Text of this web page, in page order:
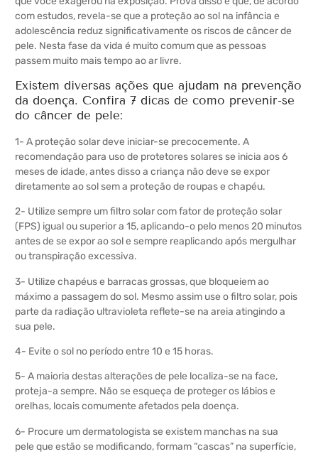
com estudos, revela-se que a proteção ao sol na infância e
adolescência reduz significativamente os riscos de câncer de
pele. Nesta fase da vida é muito comum que as pessoas
passem muito mais tempo ao ar livre.
Existem diversas ações que ajudam na prevenção
da doença. Confira 7 dicas de como prevenir-se
do câncer de pele:
1- A proteção solar deve iniciar-se precocemente. A
recomendação para uso de protetores solares se inicia aos 6
meses de idade, antes disso a criança não deve se expor
diretamente ao sol sem a proteção de roupas e chapéu.
2- Utilize sempre um filtro solar com fator de proteção solar
(FPS) igual ou superior a 15, aplicando-o pelo menos 20 minutos
antes de se expor ao sol e sempre reaplicando após mergulhar
ou transpiração excessiva.
3- Utilize chapéus e barracas grossas, que bloqueiem ao
máximo a passagem do sol. Mesmo assim use o filtro solar, pois
parte da radiação ultravioleta reflete-se na areia atingindo a
sua pele.
4- Evite o sol no período entre 10 e 15 horas.
5- A maioria destas alterações de pele localiza-se na face,
proteja-a sempre. Não se esqueça de proteger os lábios e
orelhas, locais comumente afetados pela doença.
6- Procure um dermatologista se existem manchas na sua
pele que estão se modificando, formam “cascas” na superfície,